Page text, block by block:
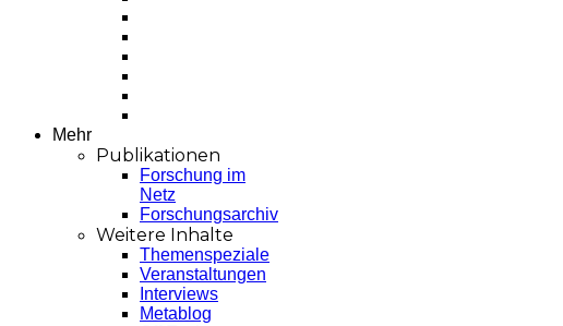
Mehr
Publikationen
Forschung im
Netz
Forschungsarchiv
Weitere Inhalte
Themenspeziale
Veranstaltungen
Interviews
Metablog